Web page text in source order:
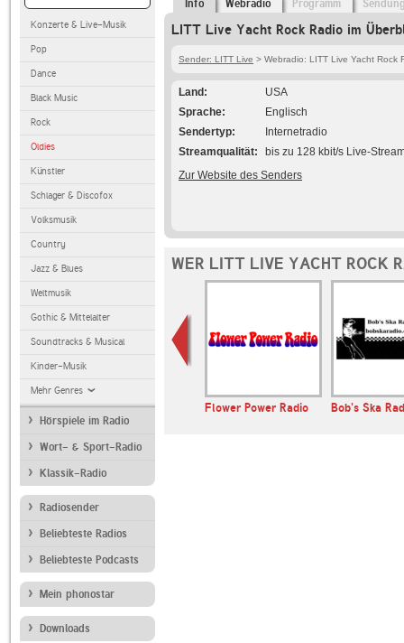
Konzerte & Live-Musik
Pop
Dance
Black Music
Rock
Oldies
Künstler
Schlager & Discofox
Volksmusik
Country
Jazz & Blues
Weltmusik
Gothic & Mittelalter
Soundtracks & Musical
Kinder-Musik
Mehr Genres
Hörspiele im Radio
Wort- & Sport-Radio
Klassik-Radio
Radiosender
Beliebteste Radios
Beliebteste Podcasts
Mein phonostar
Downloads
Info Webradio Programm
LITT Live Yacht Rock Radio im
Sender: LITT Live > Webradio: LITT Live Yacht Rock
Land
USA
Sprache
Englisch
Sendertyp
Internetradio
Streamqualität
bis zu 128 kbit/s Live-
Zur Website des Senders
WER LITT LIVE YACHT ROCK
The Lynx Super 70s Flower Power Radio Bob's Ska